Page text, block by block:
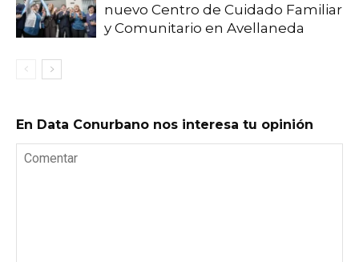
nuevo Centro de Cuidado Familiar
y Comunitario en Avellaneda
En Data Conurbano nos interesa tu opinión